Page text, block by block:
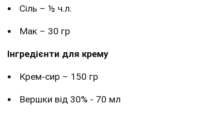
Сіль – ½ ч.л.
Мак – 30 гр
Інгредієнти для крему
Крем-сир – 150 гр
Вершки від 30% - 70 мл